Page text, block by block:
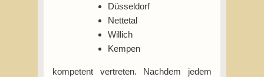
Düsseldorf
Nettetal
Willich
Kempen
kompetent vertreten. Nachdem jedem